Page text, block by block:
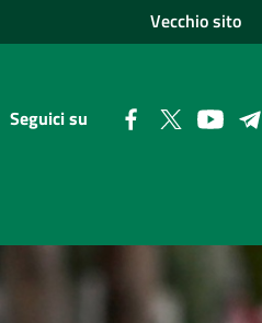
Vecchio sito
Seguici su